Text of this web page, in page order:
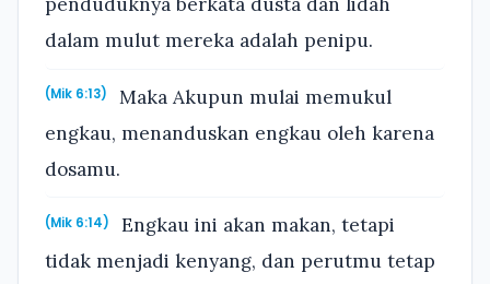
dalam mulut mereka adalah penipu.
(Mik 6:13)
Maka Akupun mulai memukul
engkau, menanduskan engkau oleh karena
dosamu.
(Mik 6:14)
Engkau ini akan makan, tetapi
tidak menjadi kenyang, dan perutmu tetap